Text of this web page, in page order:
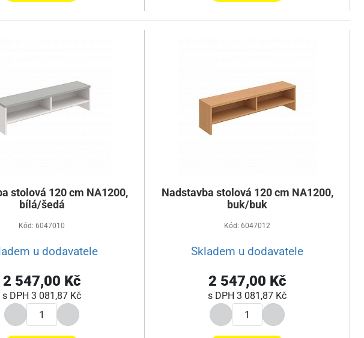
stolová 120 cm NA1200,
bílá/šedá
Kód: 6047010
u dodavatele
2 547,00 Kč
s DPH 3 081,87 Kč
Nadstavba stolová 120 cm NA1200,
buk/buk
Kód: 6047012
Skladem u dodavatele
2 547,00 Kč
s DPH 3 081,87 Kč